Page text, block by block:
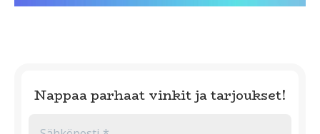
Nappaa parhaat vinkit ja tarjoukset!